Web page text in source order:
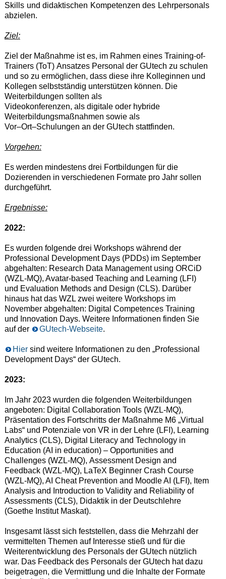
Skills und didaktischen Kompetenzen des Lehrpersonals
abzielen.
Ziel:
Ziel der Maßnahme ist es, im Rahmen eines Training-of-
Trainers (ToT) Ansatzes Personal der GUtech zu schulen
und so zu ermöglichen, dass diese ihre Kolleginnen und
Kollegen selbstständig unterstützen können. Die
Weiterbildungen soll ten als
Videokonferenzen, als digitale oder hybride
Weiterbildungsmaßnahmen sowie als
Vor–Ort–Schulungen an der GUtech stattfinden.
Vorgehen:
Es werden mindestens drei Fortbildungen für die
Dozierenden in verschiedenen Formate pro Jahr sollen
durchgeführt.
Ergebnisse:
2022:
Es wurden folgende drei Workshops während der
Professional Development Days (PDDs) im September
abgehalten: Research Data Management using ORCiD
(WZL-MQ), Avatar-based Teaching and Learning (LFI)
und Evaluation Methods and Design (CLS). Darüber
hinaus hat das WZL zwei weitere Workshops im
November abgehalten: Digital Competences Training
und Innovation Days. Weitere Informationen finden Sie
auf der
GUtech-Webseite.
Hiersind weitere Informationen zu den „Professional
Development Days“ der GUtech.
2023:
Im Jahr 2023 wurden die folgenden Weiterbildungen
angeboten: Digital Collaboration Tools (WZL-MQ),
Präsentation des Fortschritts der Maßnahme M6 „Virtual
Labs“und Potenzial evon VR in der Lehre (LFI), Learning
Analytics (CLS), Digital Literacy and Technology in
Education (AI in education)– Opportunities and
Challenges (WZL-MQ), Assessment Design and
Feedback (WZL-MQ), LaTeX Beginner Crash Course
(WZL-MQ), AI Cheat Prevention and Moodle AI (LFI), Item
Analysis and Introduction to Validity and Reliability of
Assessments (CLS), Didaktik in der Deutschlehre
(Goethe Institut Maskat).
Insgesamt lässt sich feststellen, dass die Mehrzahl der
vermittelten Themen auf Interesse stieß und für die
Weiterentwicklung des Personals der GUtech nützlich
war. Das Feedback des Personals der GUtech hat dazu
beigetragen, die Vermittlung und die Inhalte der Formate